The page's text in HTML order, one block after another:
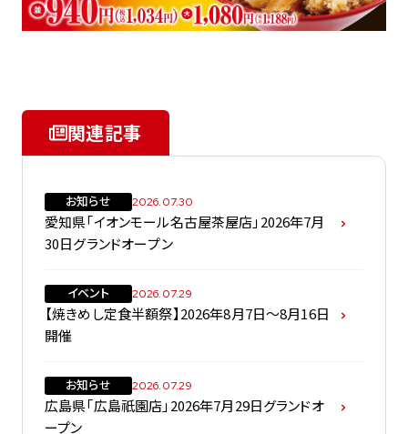
関連記事
お知らせ 2026.07.30
愛知県「イオンモール名古屋茶屋店」2026年7月
30日グランドオープン
イベント 2026.07.29
【焼きめし定食半額祭】2026年8月7日～8月16日
開催
お知らせ 2026.07.29
広島県「広島祇園店」2026年7月29日グランドオ
ープン